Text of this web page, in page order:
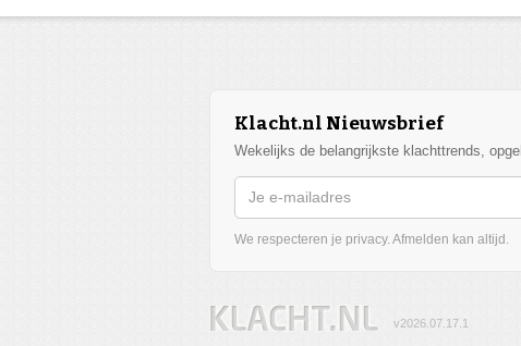
Klacht.nl Nieuwsbrief
Wekelijks de belangrijkste klachttrends,
We respecteren je privacy. Afmelden kan altijd.
v2026.07.17.1